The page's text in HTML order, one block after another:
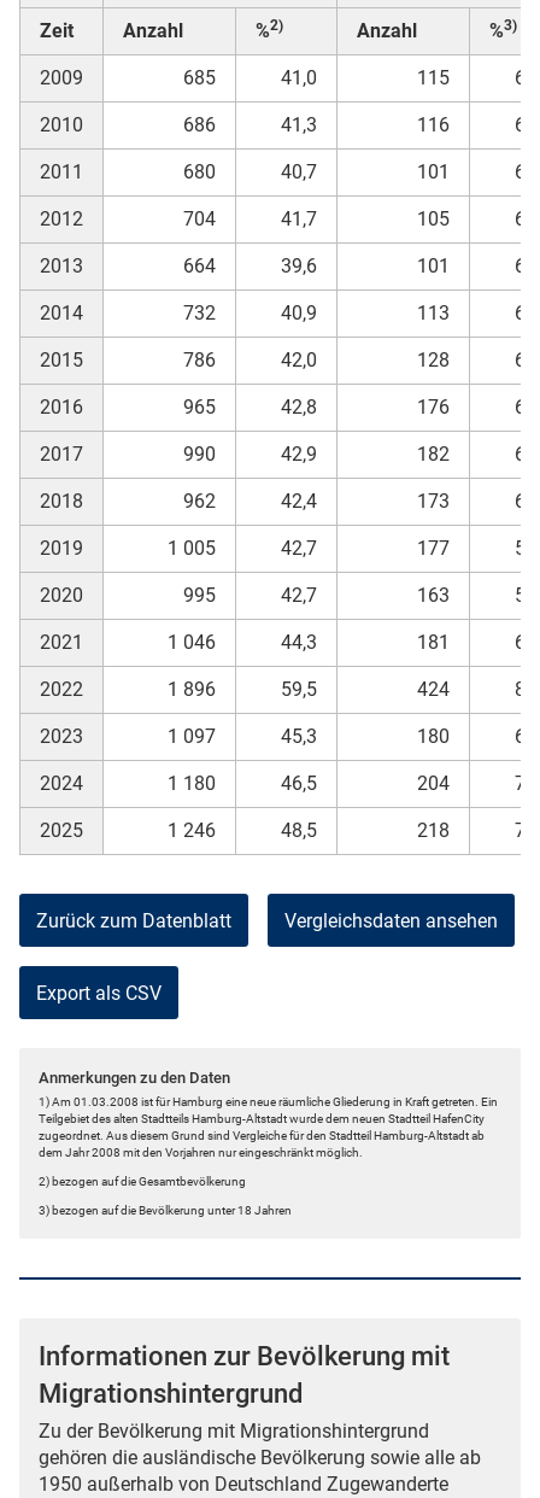
Zeit Anzahl %2) Anzahl %3)
2009 685 41,0 115
2010 686 41,3 116
2011 680 40,7 101
2012 704 41,7 105
2013 664 39,6 101
2014 732 40,9 113
2015 786 42,0 128
2016 965 42,8 176
2017 990 42,9 182
2018 962 42,4 173
2019 1 005 42,7 177
2020 995 42,7 163
2021 1 046 44,3 181
2022 1 896 59,5 424
2023 1 097 45,3 180
2024 1 180 46,5 204
2025 1 246 48,5 218
Zurück zum Datenblatt Vergleichsdaten ansehen
Export als CSV
Anmerkungen zu den Daten
1) Am 01.03.2008 ist für Hamburg eine neue räumliche Gliederung in Kraft getreten. Ein
Teilgebiet des alten Stadtteils Hamburg-Altstadt wurde dem neuen Stadtteil HafenCity
zugeordnet. Aus diesem Grund sind Vergleiche für den Stadtteil Hamburg-Altstadt ab
dem Jahr 2008 mit den Vorjahren nur eingeschränkt möglich.
2) bezogen auf die Gesamtbevölkerung
3) bezogen auf die Bevölkerung unter 18 Jahren
Informationen zur Bevölkerung mit
Migrationshintergrund
Zu der Bevölkerung mit Migrationshintergrund
gehören die ausländische Bevölkerung sowie alle ab
1950 außerhalb von Deutschland Zugewanderte